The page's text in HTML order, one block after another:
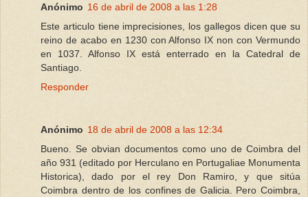
Anónimo 16 de abril de 2008 a las 1:28
Este articulo tiene imprecisiones, los gallegos dicen que su
reino de acabo en 1230 con Alfonso IX non con Vermundo
en 1037. Alfonso IX está enterrado en la Catedral de
Santiago.
Responder
Anónimo 18 de abril de 2008 a las 12:34
Bueno. Se obvian documentos como uno de Coimbra del
año 931 (editado por Herculano en Portugaliae Monumenta
Historica), dado por el rey Don Ramiro, y que sitúa
Coimbra dentro de los confines de Galicia. Pero Coimbra,